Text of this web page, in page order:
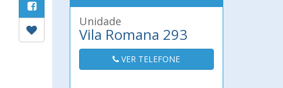
Unidade
Vila Romana 293
VER TELEFONE